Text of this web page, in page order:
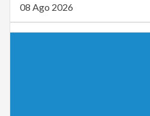
08 Ago 2026